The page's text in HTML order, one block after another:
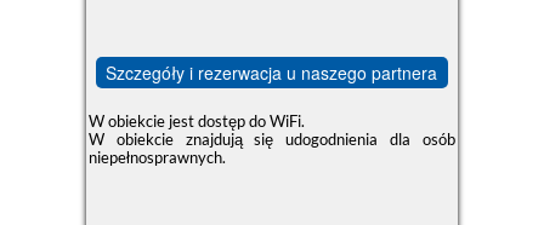
Szczegóły i rezerwacja u naszego partnera
W obiekcie jest dostęp do WiFi.
W obiekcie znajdują się udogodnienia dla osób
niepełnosprawnych.